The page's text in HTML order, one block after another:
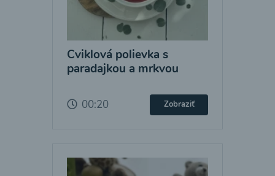
Cviklová polievka s
paradajkou a mrkvou
00:20 Zobraziť